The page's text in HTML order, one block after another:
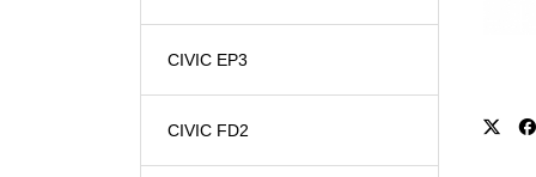
CIVIC EP3
CIVIC FD2